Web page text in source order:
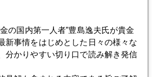
想はＳＤＲ
の国内第一人者”豊島逸夫氏が貴金
新事情をはじめとした日々の様々な
分かりやすい切り口で読み解き発信